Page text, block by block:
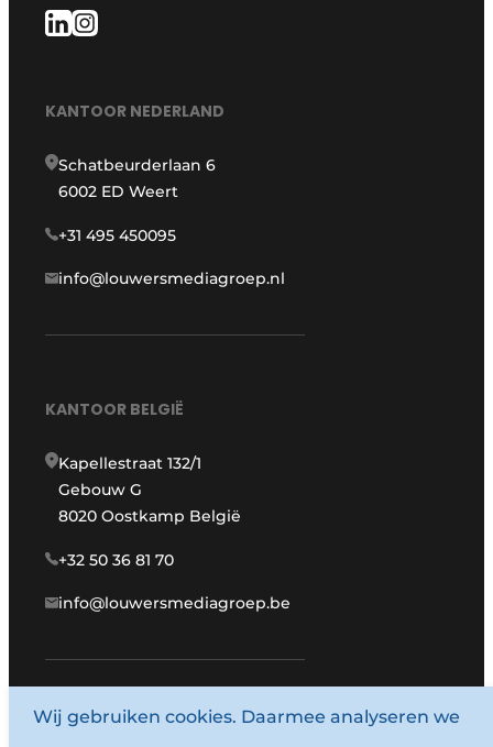
KANTOOR NEDERLAND
Schatbeurderlaan 6
6002 ED Weert
+31 495 450095
info@louwersmediagroep.nl
KANTOOR BELGIË
Kapellestraat 132/1
Gebouw G
8020 Oostkamp België
+32 50 36 81 70
info@louwersmediagroep.be
www.louwersmediagroep.com
Wij gebruiken cookies. Daarmee analyseren we